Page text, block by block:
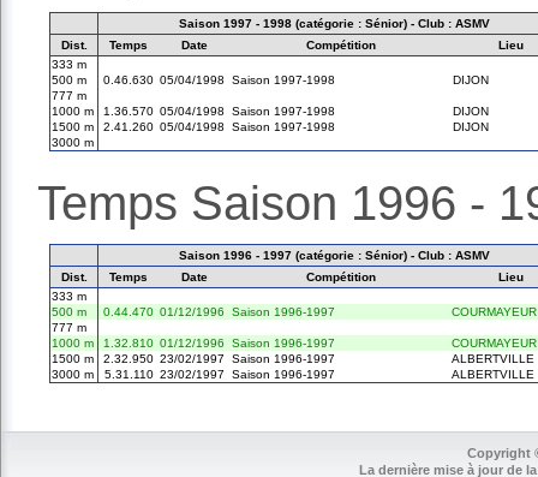
Saison 1997 - 1998 (catégorie : Sénior) - Club : ASMV
Dist.
Temps Date Compétition
Lieu
333 m
500 m
0.46.630 05/04/1998 Saison 1997-1998
DIJON
777 m
1000 m
1.36.570 05/04/1998 Saison 1997-1998
DIJON
1500 m
2.41.260 05/04/1998 Saison 1997-1998
DIJON
3000 m
Temps Saison 1996 -
Saison 1996 - 1997 (catégorie : Sénior) - Club : ASMV
Dist.
Temps Date Compétition
Lieu
333 m
500 m
0.44.470 01/12/1996 Saison 1996-1997
COURMAYEUR
777 m
1000 m
1.32.810 01/12/1996 Saison 1996-1997
COURMAYEUR
1500 m
2.32.950 23/02/1997 Saison 1996-1997
ALBERTVILLE
3000 m
5.31.110 23/02/1997 Saison 1996-1997 ALBERTVILLE
Copyright
La dernière mise à jour de